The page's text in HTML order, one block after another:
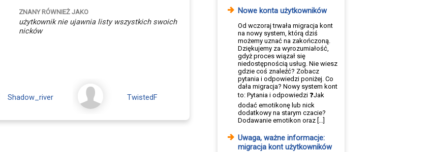
ZNANY RÓWNIEŻ JAKO
użytkownik nie ujawnia listy wszystkich swoich
nicków
Shadow_river TwistedF
Nowe konta użytkowników
Od wczoraj trwała migracja kont
na nowy system, którą dziś
możemy uznać na zakończoną.
Dziękujemy za wyrozumiałość,
gdyż proces wiązał się
niedostępnością usług. Nie wiesz
gdzie coś znaleźć? Zobacz
pytania i odpowiedzi poniżej. Co
dała migracja? Nowy system kont
to: Pytania i odpowiedzi ❓Jak
dodać emotikonę lub nick
dodatkowy na starym czacie?
Dodawanie emotikon oraz […]
Uwaga, ważne informacje:
migracja kont użytkowników